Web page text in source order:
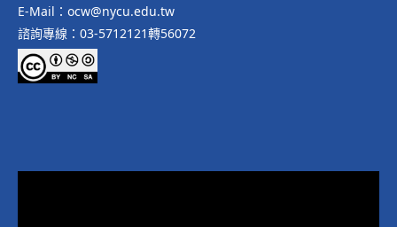
E-Mail：ocw@nycu.edu.tw
諮詢專線：03-5712121轉56072